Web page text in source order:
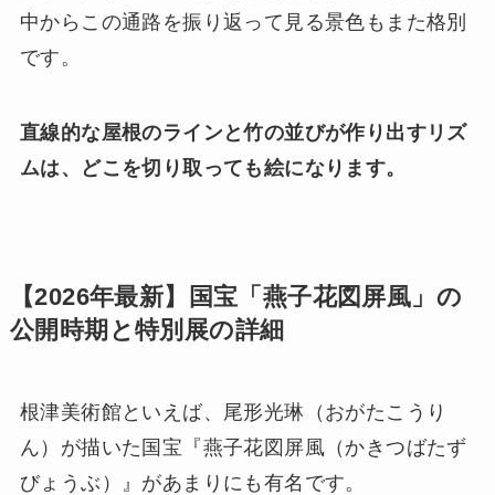
中からこの通路を振り返って見る景色もまた格別
です。
直線的な屋根のラインと竹の並びが作り出すリズ
ムは、どこを切り取っても絵になります。
【2026年最新】国宝「燕子花図屏風」の
公開時期と特別展の詳細
根津美術館といえば、尾形光琳（おがたこうり
ん）が描いた国宝『燕子花図屏風（かきつばたず
びょうぶ）』があまりにも有名です。